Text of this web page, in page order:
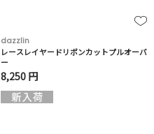
dazzlin
レースレイヤードリボンカットプルオーバ
ー
8,250 円